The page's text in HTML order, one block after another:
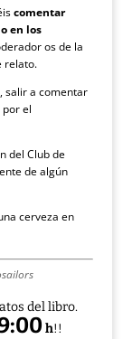
comentar
en los
os de la
relato.
salir a comentar
el
del Club de
de algún
cerveza en
del libro.
h!!